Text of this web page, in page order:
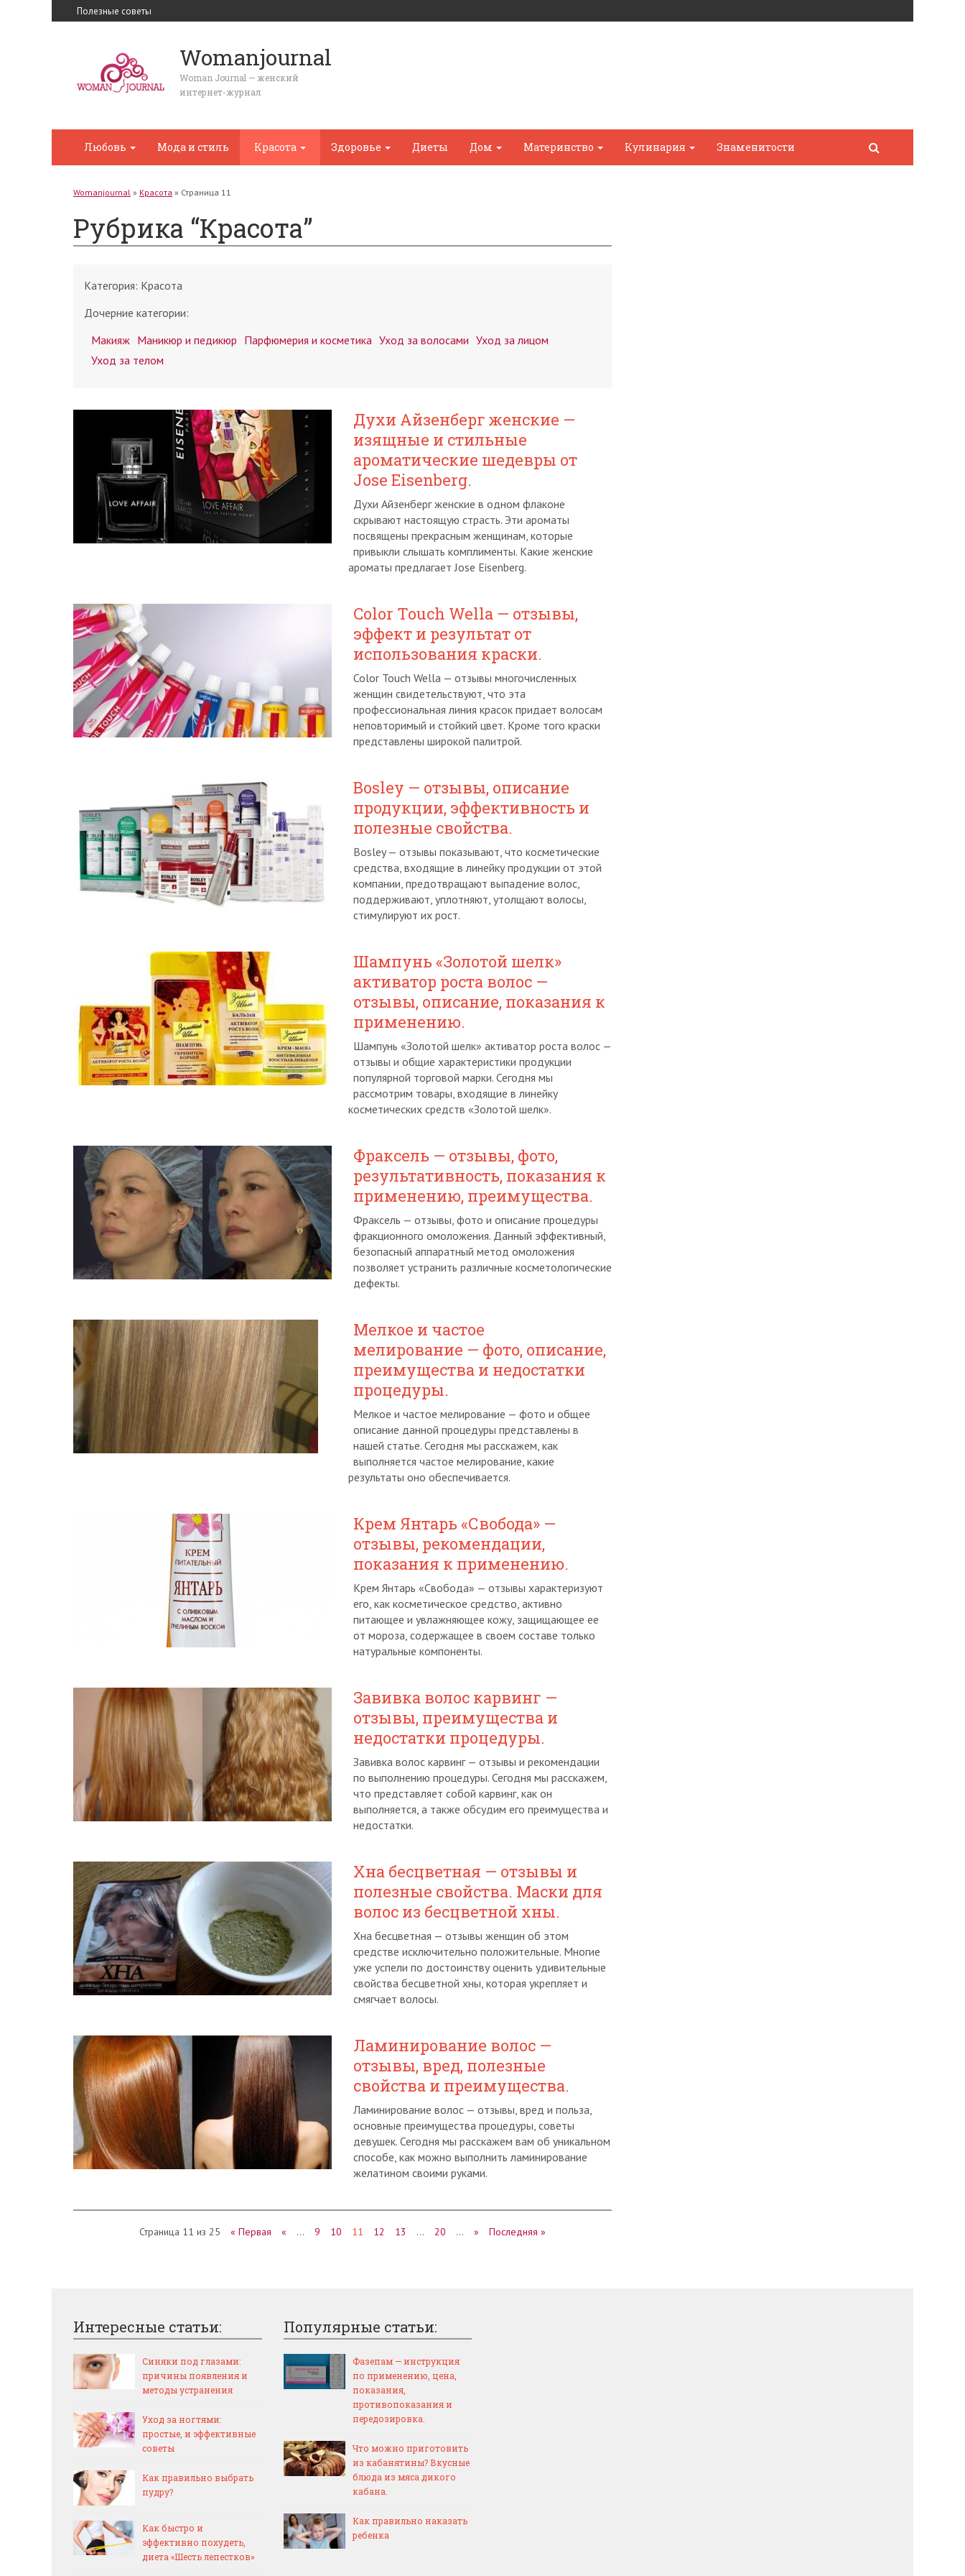
Полезные советы
Womanjournal
Woman Journal — женский
интернет-журнал
Любовь Мода и стиль Красота Здоровье Диеты Дом Материнство Кулинария Знаменитости
Womanjournal » Красота » Страница 11
Рубрика “Красота”
Категория: Красота
Дочерние категории:
Макияж Маникюр и педикюр Парфюмерия и косметика Уход за волосами Уход за лицом
Уход за телом
Духи Айзенберг женские —
изящные и стильные
ароматические шедевры от
Jose Eisenberg.
Духи Айзенберг женские в одном флаконе
скрывают настоящую страсть. Эти ароматы
посвящены прекрасным женщинам, которые
привыкли слышать комплименты. Какие женские
ароматы предлагает Jose Eisenberg.
Color Touch Wella — отзывы,
эффект и результат от
использования краски.
Color Touch Wella — отзывы многочисленных
женщин свидетельствуют, что эта
профессиональная линия красок придает волосам
неповторимый и стойкий цвет. Кроме того краски
представлены широкой палитрой.
Bosley — отзывы, описание
продукции, эффективность и
полезные свойства.
Bosley — отзывы показывают, что косметические
средства, входящие в линейку продукции от этой
компании, предотвращают выпадение волос,
поддерживают, уплотняют, утолщают волосы,
стимулируют их рост.
Шампунь «Золотой шелк»
активатор роста волос —
отзывы, описание, показания к
применению.
Шампунь «Золотой шелк» активатор роста волос —
отзывы и общие характеристики продукции
популярной торговой марки. Сегодня мы
рассмотрим товары, входящие в линейку
косметических средств «Золотой шелк».
Фраксель — отзывы, фото,
результативность, показания к
применению, преимущества.
Фраксель — отзывы, фото и описание процедуры
фракционного омоложения. Данный эффективный,
безопасный аппаратный метод омоложения
позволяет устранить различные косметологические
дефекты.
Мелкое и частое
мелирование — фото, описание,
преимущества и недостатки
процедуры.
Мелкое и частое мелирование — фото и общее
описание данной процедуры представлены в
нашей статье. Сегодня мы расскажем, как
выполняется частое мелирование, какие
результаты оно обеспечивается.
Крем Янтарь «Свобода» —
отзывы, рекомендации,
показания к применению.
Крем Янтарь «Свобода» — отзывы характеризуют
его, как косметическое средство, активно
питающее и увлажняющее кожу, защищающее ее
от мороза, содержащее в своем составе только
натуральные компоненты.
Завивка волос карвинг —
отзывы, преимущества и
недостатки процедуры.
Завивка волос карвинг — отзывы и рекомендации
по выполнению процедуры. Сегодня мы расскажем,
что представляет собой карвинг, как он
выполняется, а также обсудим его преимущества и
недостатки.
Хна бесцветная — отзывы и
полезные свойства. Маски для
волос из бесцветной хны.
Хна бесцветная — отзывы женщин об этом
средстве исключительно положительные. Многие
уже успели по достоинству оценить удивительные
свойства бесцветной хны, которая укрепляет и
смягчает волосы.
Ламинирование волос —
отзывы, вред, полезные
свойства и преимущества.
Ламинирование волос — отзывы, вред и польза,
основные преимущества процедуры, советы
девушек. Сегодня мы расскажем вам об уникальном
способе, как можно выполнить ламинирование
желатином своими руками.
Страница 11 из 25 « Первая « … 9 10 11 12 13 … 20 … » Последняя »
Интересные статьи:
Синяки под глазами:
причины появления и
методы устранения
Уход за ногтями:
простые, и эффективные
советы
Как правильно выбрать
пудру?
Как быстро и
эффективно похудеть,
диета «Шесть лепестков»
Популярные статьи:
Фазепам — инструкция
по применению, цена,
показания,
противопоказания и
передозировка.
Что можно приготовить
из кабанятины? Вкусные
блюда из мяса дикого
кабана.
Как правильно наказать
ребенка